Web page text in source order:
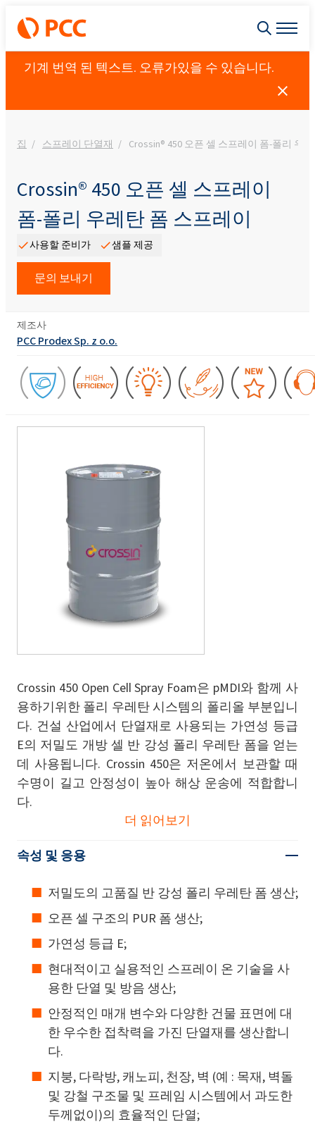
기계 번역 된 텍스트. 오류가있을 수 있습니다.
집 스프레이 단열재 Crossin® 450 오픈 셀 스프레이 폼-폴리 우
Crossin® 450 오픈 셀 스프레이
폼-폴리 우레탄 폼 스프레이
사용할 준비가 샘플 제공
문의 보내기
제조사
PCC Prodex Sp. z o.o.
Crossin 450 Open Cell Spray Foam은 pMDI와 함께 사
용하기위한 폴리 우레탄 시스템의 폴리올 부분입니
다. 건설 산업에서 단열재로 사용되는 가연성 등급
E의 저밀도 개방 셀 반 강성 폴리 우레탄 폼을 얻는
데 사용됩니다. Crossin 450은 저온에서 보관할 때
수명이 길고 안정성이 높아 해상 운송에 적합합니
다.
더 읽어보기
속성 및 응용
저밀도의 고품질 반 강성 폴리 우레탄 폼 생산;
오픈 셀 구조의 PUR 폼 생산;
가연성 등급 E;
현대적이고 실용적인 스프레이 온 기술을 사
용한 단열 및 방음 생산;
안정적인 매개 변수와 다양한 건물 표면에 대
한 우수한 접착력을 가진 단열재를 생산합니
다.
지붕, 다락방, 캐노피, 천장, 벽 (예 : 목재, 벽돌
및 강철 구조물 및 프레임 시스템에서 과도한
두께없이)의 효율적인 단열;